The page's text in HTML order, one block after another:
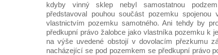
kdyby vinný sklep nebyl samostatnou
představoval pouhou součást pozemku spojenou
vlastnictvím pozemku samotného. Ani tehdy by
předkupní právo žalobce jako vlastníka pozemku k
na výše uvedené obstojí v dovolacím přezkumu
nacházející se pod pozemkem se předkupní právo